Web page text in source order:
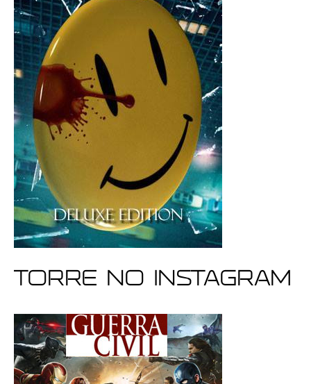
Torre no Instagram